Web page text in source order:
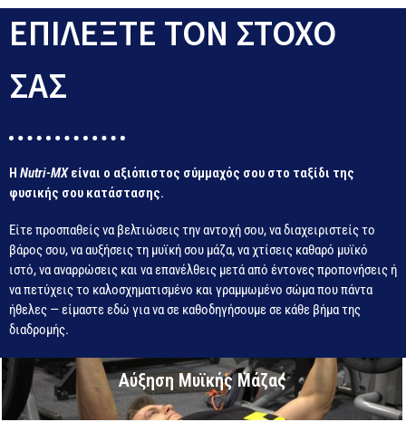
ΕΠΙΛΕΞΤΕ ΤΟΝ ΣΤΟΧΟ
ΣΑΣ
Η Nutri-MXείναι ο αξιόπιστος σύμμαχός σου στο ταξίδι της
φυσικής σου κατάστασης.
Είτε προσπαθείς να βελτιώσεις την αντοχή σου, να διαχειριστείς το
βάρος σου, να αυξήσεις τη μυϊκή σου μάζα, να χτίσεις καθαρό μυϊκό
ιστό, να αναρρώσεις και να επανέλθεις μετά από έντονες προπονήσεις ή
να πετύχεις το καλοσχηματισμένο και γραμμωμένο σώμα που πάντα
ήθελες — είμαστε εδώ για να σε καθοδηγήσουμε σε κάθε βήμα της
διαδρομής.
Αύξηση Μυϊκής Μάζας